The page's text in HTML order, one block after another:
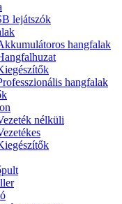
lejátszók
hangfalak
hangfalak
nélküli